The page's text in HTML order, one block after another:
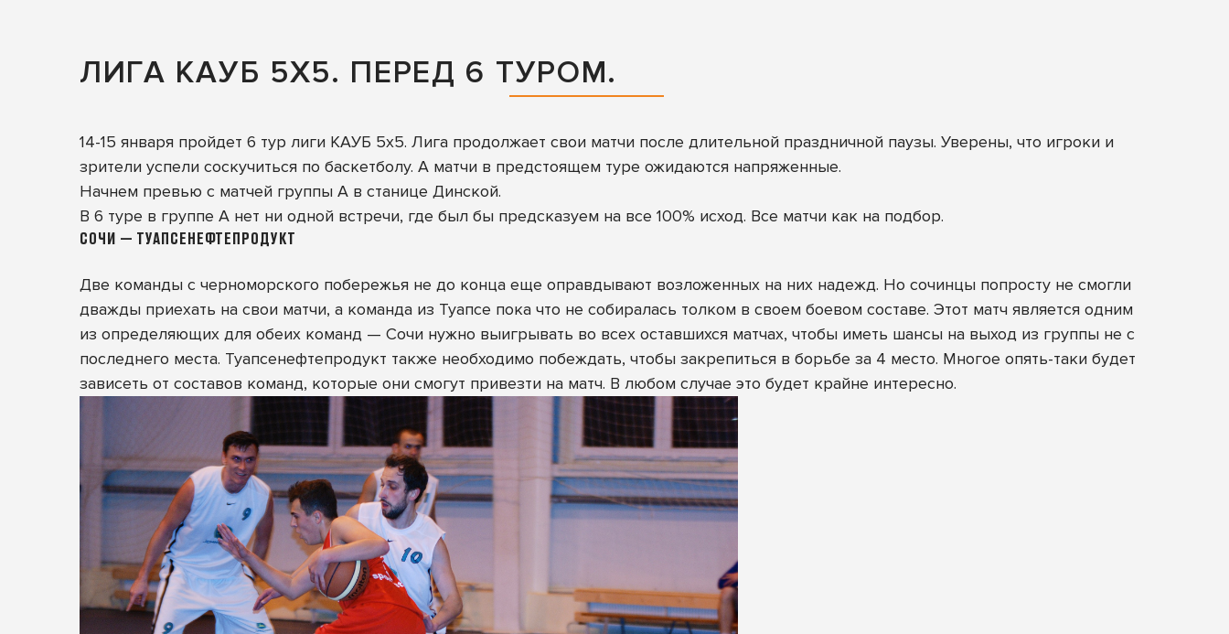
ЛИГА КАУБ 5Х5. ПЕРЕД 6 ТУРОМ.
14-15 января пройдет 6 тур лиги КАУБ 5х5. Лига продолжает свои матчи после длительной праздничной паузы. Уверены, что игроки и
зрители успели соскучиться по баскетболу. А матчи в предстоящем туре ожидаются напряженные.
Начнем превью с матчей группы А в станице Динской.
В 6 туре в группе А нет ни одной встречи, где был бы предсказуем на все 100% исход. Все матчи как на подбор.
СОЧИ — ТУАПСЕНЕФТЕПРОДУКТ
Две команды с черноморского побережья не до конца еще оправдывают возложенных на них надежд. Но сочинцы попросту не смогли
дважды приехать на свои матчи, а команда из Туапсе пока что не собиралась толком в своем боевом составе. Этот матч является одним
из определяющих для обеих команд — Сочи нужно выигрывать во всех оставшихся матчах, чтобы иметь шансы на выход из группы не с
последнего места. Туапсенефтепродукт также необходимо побеждать, чтобы закрепиться в борьбе за 4 место. Многое опять-таки будет
зависеть от составов команд, которые они смогут привезти на матч. В любом случае это будет крайне интересно.